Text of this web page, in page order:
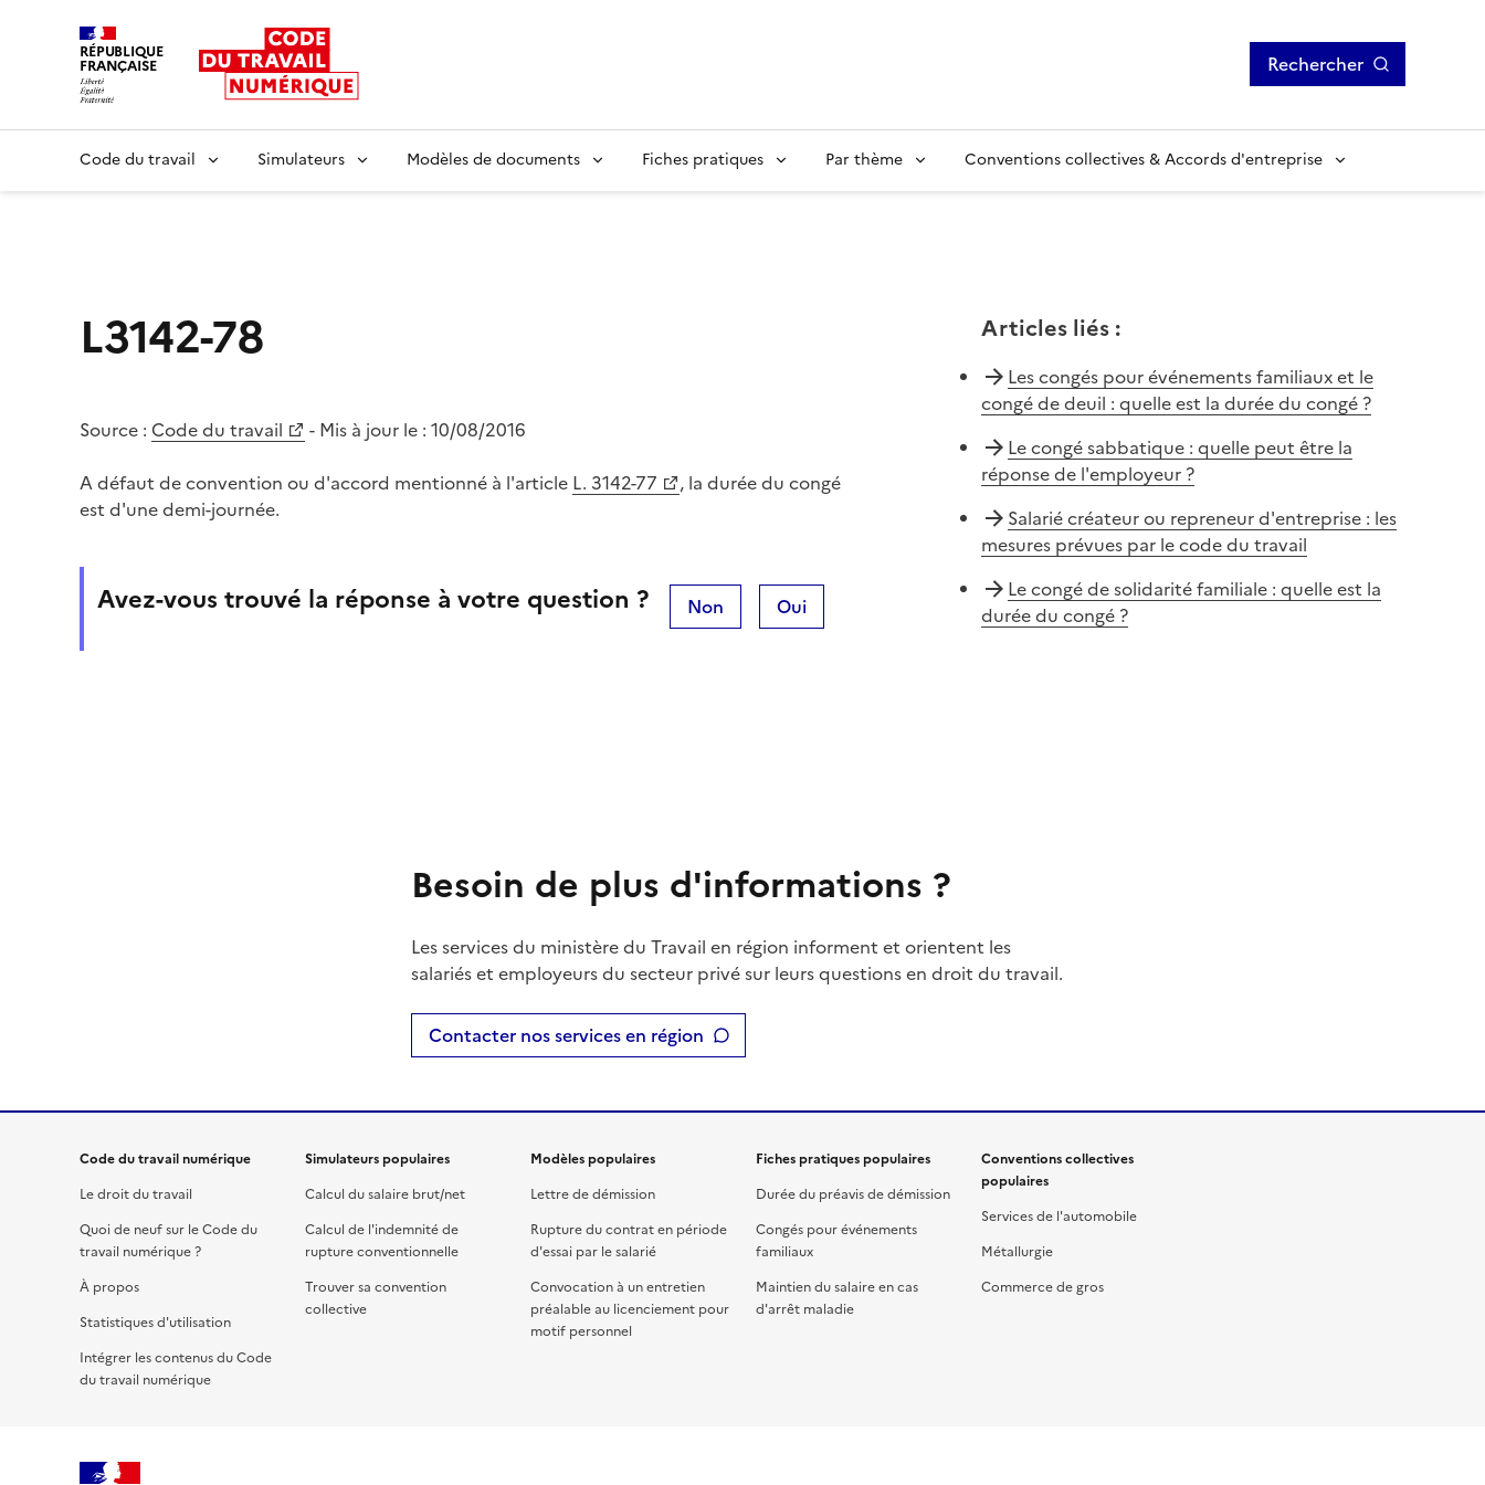
RÉPUBLIQUE
FRANÇAISE Rechercher
Code du travail Simulateurs Modèles de documents Fiches pratiques Par thème Conventions collectives & Accords d'entreprise
L3142-78
Source : Code du travail - Mis à jour le : 10/08/2016
A défaut de convention ou d'accord mentionné à l'article L. 3142-77
, la durée du congé
est d'une demi-journée.
Avez-vous trouvé la réponse à votre question ? Non Oui
Articles liés:
Les congés pour événements familiaux et le
congé de deuil : quelle est la durée du congé ?
Le congé sabbatique : quelle peut être la
réponse de l'employeur ?
Salarié créateur ou repreneur d'entreprise : les
mesures prévues par le code du travail
Le congé de solidarité familiale : quelle est la
durée du congé ?
Besoin de plus d'informations ?
Les services du ministère du Travail en région informent et orientent les
salariés et employeurs du secteur privé sur leurs questions en droit du travail.
Contacter nos services en région
Code du travail numérique
Le droit du travail
Quoi de neuf sur le Code du
travail numérique ?
À propos
Statistiques d'utilisation
Intégrer les contenus du Code
du travail numérique
Simulateurs populaires
Calcul du salaire brut/net
Calcul de l'indemnité de
rupture conventionnelle
Trouver sa convention
collective
Modèles populaires
Lettre de démission
Rupture du contrat en période
d'essai par le salarié
Convocation à un entretien
préalable au licenciement pour
motif personnel
Fiches pratiques populaires
Durée du préavis de démission
Congés pour événements
familiaux
Maintien du salaire en cas
d'arrêt maladie
Conventions collectives
populaires
Services de l'automobile
Métallurgie
Commerce de gros